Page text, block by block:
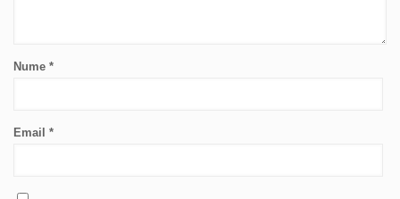
Nume *
Email *